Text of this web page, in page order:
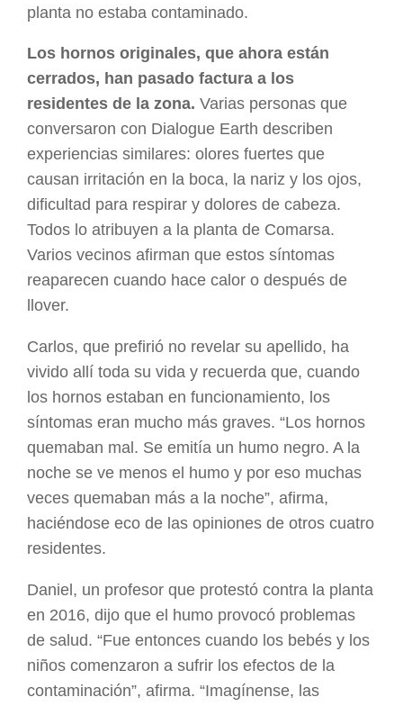
planta no estaba contaminado.
Los hornos originales, que ahora están
cerrados, han pasado factura a los
residentes de la zona. Varias personas que
conversaron con Dialogue Earth describen
experiencias similares: olores fuertes que
causan irritación en la boca, la nariz y los ojos,
dificultad para respirar y dolores de cabeza.
Todos lo atribuyen a la planta de Comarsa.
Varios vecinos afirman que estos síntomas
reaparecen cuando hace calor o después de
llover.
Carlos, que prefirió no revelar su apellido, ha
vivido allí toda su vida y recuerda que, cuando
los hornos estaban en funcionamiento, los
síntomas eran mucho más graves. “Los hornos
quemaban mal. Se emitía un humo negro. A la
noche se ve menos el humo y por eso muchas
veces quemaban más a la noche”, afirma,
haciéndose eco de las opiniones de otros cuatro
residentes.
Daniel, un profesor que protestó contra la planta
en 2016, dijo que el humo provocó problemas
de salud. “Fue entonces cuando los bebés y los
niños comenzaron a sufrir los efectos de la
contaminación”, afirma. “Imagínense, las